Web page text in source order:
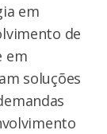
em
de
em
soluções